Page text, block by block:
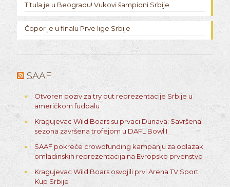
Titula je u Beogradu! Vukovi šampioni Srbije
Čopor je u finalu Prve lige Srbije
SAAF
Otvoren poziv za try out reprezentacije Srbije u
američkom fudbalu
Kragujevac Wild Boars su prvaci Dunava: Savršena
sezona završena trofejom u DAFL Bowl I
SAAF pokreće crowdfunding kampanju za odlazak
omladinskih reprezentacija na Evropsko prvenstvo
Kragujevac Wild Boars osvojili prvi Arena TV Sport
Kup Srbije